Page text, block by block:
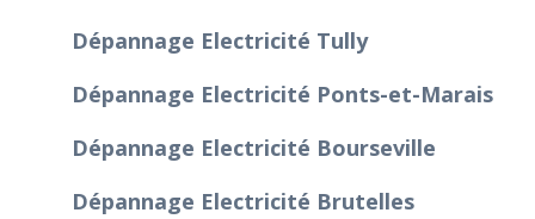
Dépannage Electricité Tully
Dépannage Electricité Ponts-et-Marais
Dépannage Electricité Bourseville
Dépannage Electricité Brutelles